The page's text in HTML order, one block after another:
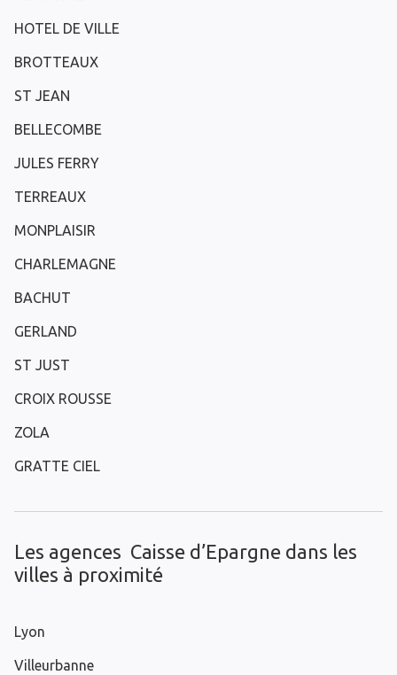
HOTEL DE VILLE
BROTTEAUX
ST JEAN
BELLECOMBE
JULES FERRY
TERREAUX
MONPLAISIR
CHARLEMAGNE
BACHUT
GERLAND
ST JUST
CROIX ROUSSE
ZOLA
GRATTE CIEL
Les agences Caisse d’Epargne dans les
villes à proximité
Lyon
Villeurbanne